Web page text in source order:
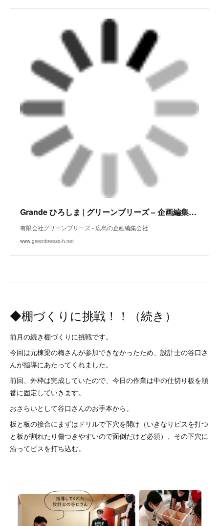
Grande ひろしま | グリーンブリーズ – 企画編集会社
有限会社グリーンブリーズ - 広島の企画編集会社
www.greenbreeze-h.net
◆棚づくりに挑戦！！（続き）
前月の続き棚づくりに挑戦です。
今回は元棟梁の梅さんが参加できなかったため、設計士の谷口さ
んが指導にあたってくれました。
前回、外枠は完成していたので、今日の作業は中の仕切り板を順
番に固定していきます。
おさらいとして谷口さんのお手本から。
板と板の接合にまずはドリルで下穴を開け（いきなりビスを打つ
と板が割れたり傷つきやすいので面倒だけど必須）、その下穴に
沿ってビスを打ち込む。